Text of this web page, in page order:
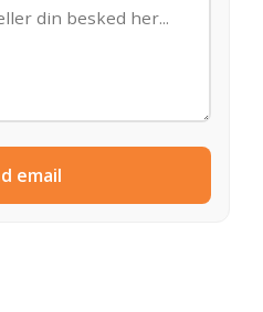
email